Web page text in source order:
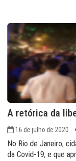
A retórica da
16 de julho de 2020
No Rio de Janeiro,
da Covid-19, e que